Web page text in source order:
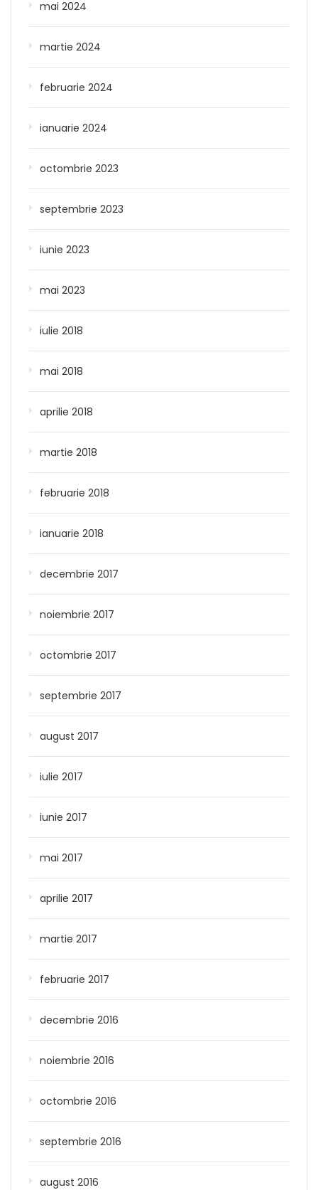
mai 2024
martie 2024
februarie 2024
ianuarie 2024
octombrie 2023
septembrie 2023
iunie 2023
mai 2023
iulie 2018
mai 2018
aprilie 2018
martie 2018
februarie 2018
ianuarie 2018
decembrie 2017
noiembrie 2017
octombrie 2017
septembrie 2017
august 2017
iulie 2017
iunie 2017
mai 2017
aprilie 2017
martie 2017
februarie 2017
decembrie 2016
noiembrie 2016
octombrie 2016
septembrie 2016
august 2016